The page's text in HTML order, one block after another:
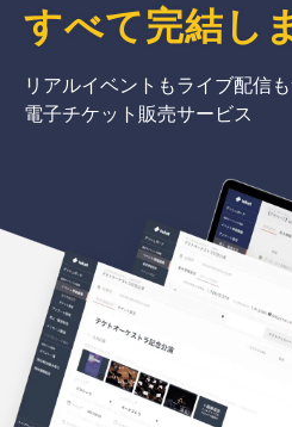
すべて完結 し
リアルイベントもライブ配信
電子チケット販売サービス